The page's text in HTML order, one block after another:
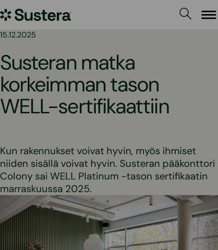
sisältöön
Sustera
15.12.2025
Susteran matka
korkeimman tason
WELL-sertifikaattiin
Kun rakennukset voivat hyvin, myös ihmiset
niiden sisällä voivat hyvin. Susteran pääkonttori
Colony sai WELL Platinum -tason sertifikaatin
marraskuussa 2025.